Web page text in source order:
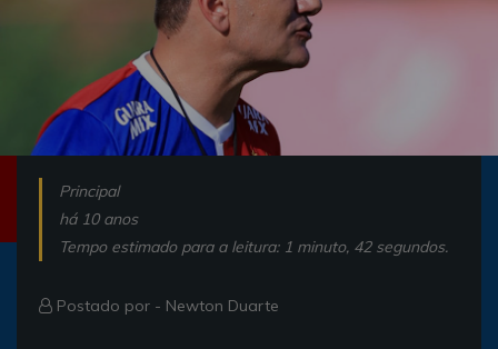
Principal
há 10 anos
Tempo estimado para a leitura: 1 minuto, 42 segundos.
Postado por - Newton Duarte